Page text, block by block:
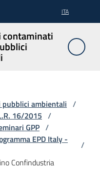
ITA
ambientali /
16/2015 /
GPP /
EPD Italy -
/
Confindustria